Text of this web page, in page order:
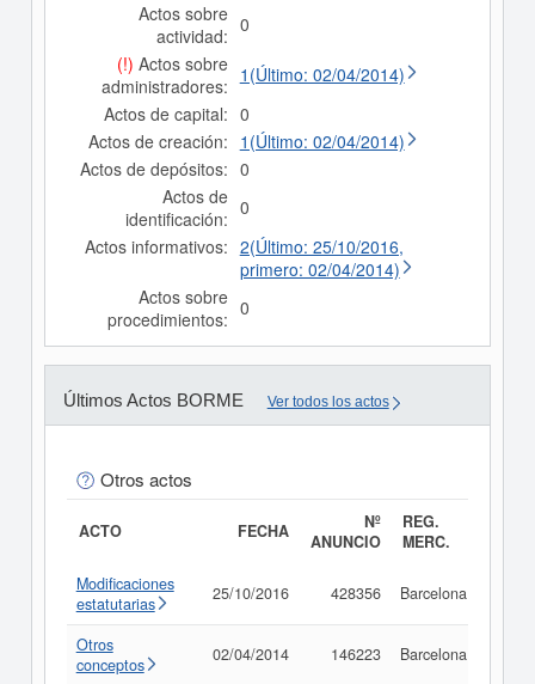
Actos sobre
actividad: 0
(!) Actos sobre
administradores: 1(Último: 02/04/2014)
Actos de capital: 0
Actos de creación: 1(Último: 02/04/2014)
Actos de depósitos: 0
Actos de
identificación: 0
Actos informativos: 2(Último: 25/10/2016,
primero: 02/04/2014)
Actos sobre
procedimientos: 0
Últimos Actos BORME Ver todos los actos
Otros actos
ACTO FECHA
Nº
ANUNCIO
REG.
MERC.
Modificaciones
estatutarias
25/10/2016 428356 Barcelona
Otros
conceptos
02/04/2014 146223 Barcelona